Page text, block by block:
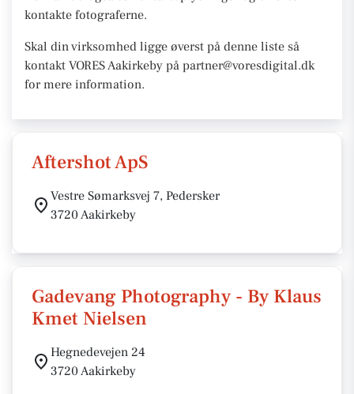
kontakte fotograferne.
Skal din virksomhed ligge øverst på denne liste så
kontakt VORES Aakirkeby på partner@voresdigital.dk
for mere information.
Aftershot ApS
Vestre Sømarksvej 7, Pedersker
3720 Aakirkeby
Gadevang Photography - By Klaus
Kmet Nielsen
Hegnedevejen 24
3720 Aakirkeby